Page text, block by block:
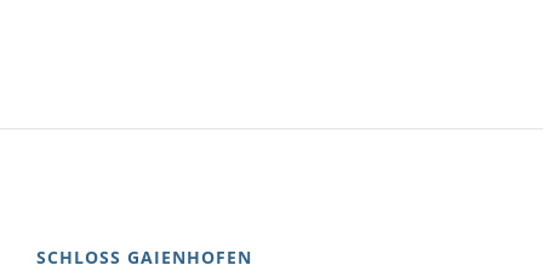
SCHLOSS GAIENHOFEN